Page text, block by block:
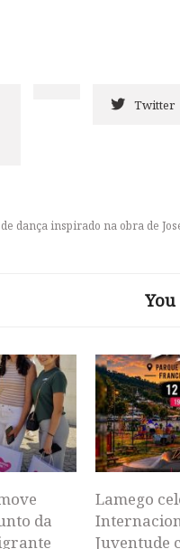
Twitter
dança inspirado na obra de
da
Lamego
Juventude